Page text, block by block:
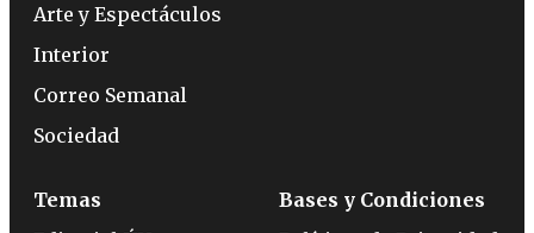
Arte y Espectáculos
Interior
Correo Semanal
Sociedad
Temas
Bases y Condiciones